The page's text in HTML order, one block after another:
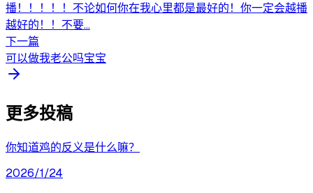
播！！！！！不论如何你在我心里都是最好的！你一定会越播
越好的！！不要...
下一篇
可以做我老公吗宝宝
更多投稿
你知道鸡的反义是什么嘛？
2026/1/24